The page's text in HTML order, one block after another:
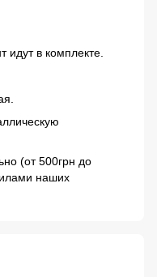
идут в комплекте.
(от 500грн до
наших